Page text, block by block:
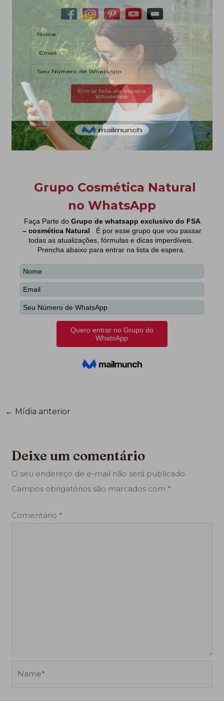
← Mídia anterior
Deixe um comentário
O seu endereço de e-mail não será publicado.
Campos obrigatórios são marcados com *
Comentário *